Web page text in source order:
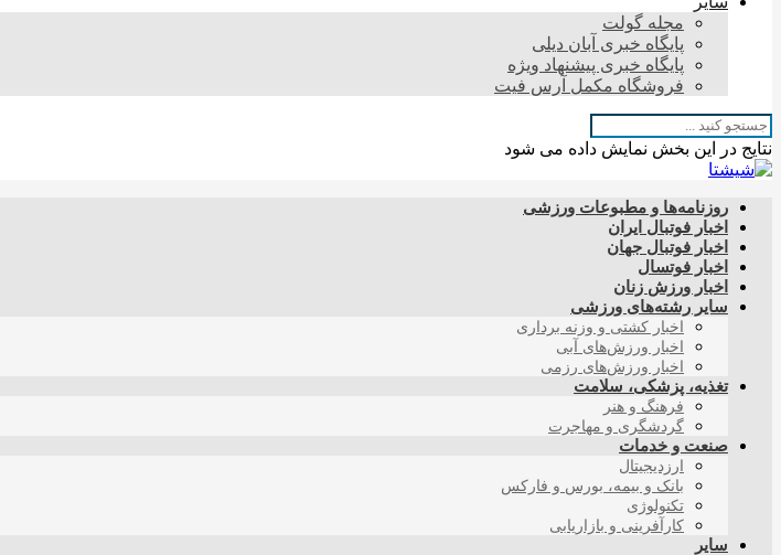
مجله گولت
پایگاه خبری آبان دیلی
پایگاه خبری پیشنهاد ویژه
فروشگاه مکمل آرس فیت
نتایج در این بخش نمایش داده می شود
روزنامه‌ها و مطبوعات ورزشی
اخبار فوتبال ایران
اخبار فوتبال جهان
اخبار فوتسال
اخبار ورزش زنان
سایر رشته‌های ورزشی
اخبار کشتی و وزنه برداری
اخبار ورزش‌های آبی
اخبار ورزش‌های رزمی
تغذیه، پزشکی، سلامت
فرهنگ و هنر
گردشگری و مهاجرت
صنعت و خدمات
ارزدیجیتال
بانک و بیمه، بورس و فارکس
تکنولوژی
کارآفرینی و بازاریابی
سایر